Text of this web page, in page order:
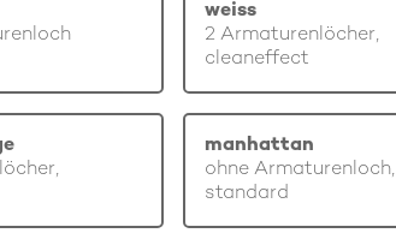
weiss
2 Armaturenlöcher,
cleaneffect
manhattan
ohne Armaturenloch,
standard